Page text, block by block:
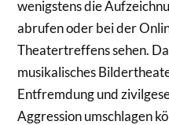
wenigstens die
abrufen oder bei der
Theatertreffens sehen.
musikalisches
Entfremdung und
Aggression umschlagen